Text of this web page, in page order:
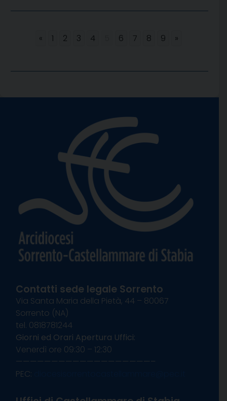
« 1 2 3 4 6 7 8 9 »
Contatti sede legale Sorrento
Via Santa Maria della Pietà, 44 – 80067
Sorrento (NA)
tel. 0818781244
Giorni ed Orari Apertura Uffici:
Venerdì ore 09:30 – 12:30
———————————————————–
PEC: